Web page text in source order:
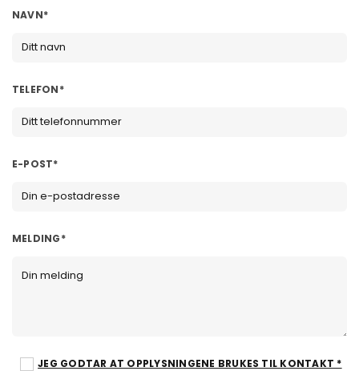
NAVN*
TELEFON*
E-POST*
MELDING*
JEG GODTAR AT OPPLYSNINGENE BRUKES TIL KONTAKT *